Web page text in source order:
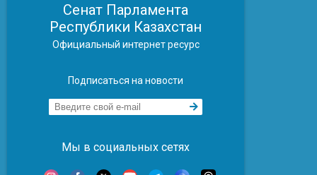
Сенат Парламента
Республики Казахстан
Официальный интернет ресурс
Подписаться на новости
Мы в социальных сетях